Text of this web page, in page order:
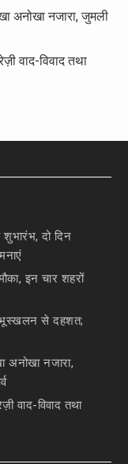
अनोखा नजारा, जुमली
वाद-विवाद तथा
दो दिन
इन चार शहरों
भूस्खलन से दहशत;
अनोखा नजारा,
वाद-विवाद तथा